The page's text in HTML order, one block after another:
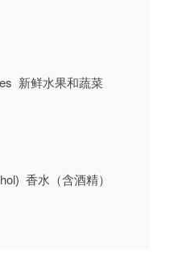
新鲜水果和蔬菜
香水（含酒精）